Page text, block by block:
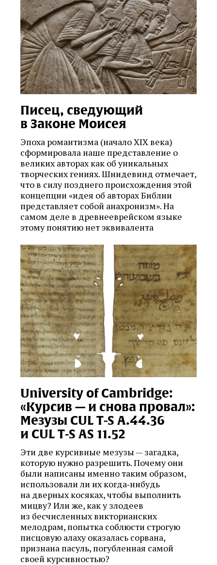
Писец, сведующий
в Законе Моисея
Эпоха романтизма (начало XIX века)
сформировала наше представление о
великих авторах как об уникальных
творческих гениях. Шнидевинд отмечает,
что в силу позднего происхождения этой
концепции «идея об авторах Библии
представляет собой анахронизм». На
самом деле в древнееврейском языке
этому понятию нет эквивалента
University of Cambridge:
«Курсив — и снова провал»:
Мезузы CUL T‑S A.44.36
и CUL T‑S AS 11.52
Эти две курсивные мезузы — загадка,
которую нужно разрешить. Почему они
были написаны именно таким образом,
использовали ли их когда‑нибудь
на дверных косяках, чтобы выполнить
мицву? Или же, как у злодеев
из бесчисленных викторианских
мелодрам, попытка соблюсти строгую
писцовую алаху оказалась сорвана,
признана пасуль, погубленная самой
своей курсивностью?